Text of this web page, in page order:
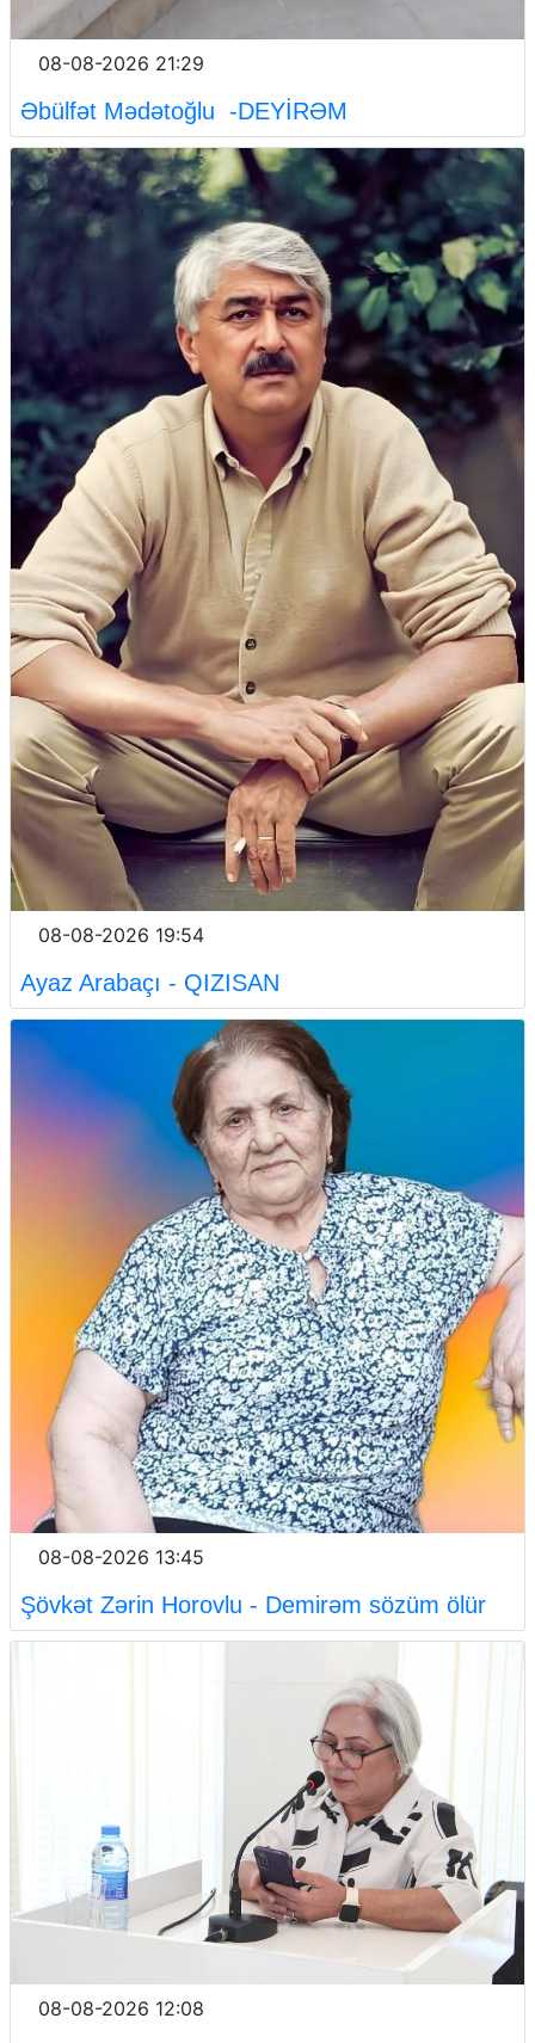
08-08-2026 21:29
Əbülfət Mədətoğlu -DEYİRƏM
08-08-2026 19:54
Ayaz Arabaçı - QIZISAN
08-08-2026 13:45
Şövkət Zərin Horovlu - Demirəm sözüm ölür
08-08-2026 12:08